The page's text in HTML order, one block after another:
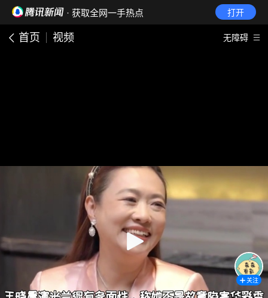
· 获取全网一手热点 打开
首页 视频 无障碍
关注